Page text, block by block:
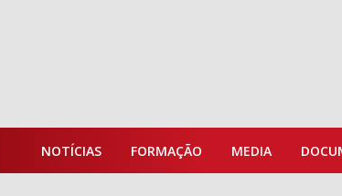
NOTÍCIAS FORMAÇÃO MEDIA